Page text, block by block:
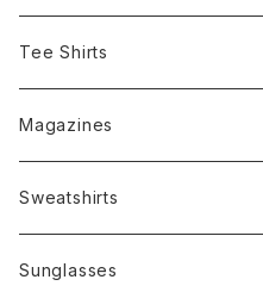
Tee Shirts
Magazines
Sweatshirts
Sunglasses